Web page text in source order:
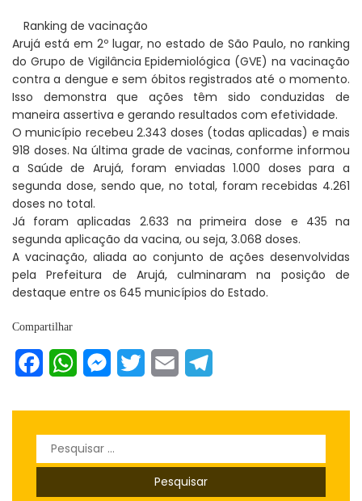
Ranking de vacinação
Arujá está em 2º lugar, no estado de São Paulo, no ranking
do Grupo de Vigilância Epidemiológica (GVE) na vacinação
contra a dengue e sem óbitos registrados até o momento.
Isso demonstra que ações têm sido conduzidas de
maneira assertiva e gerando resultados com efetividade.
O município recebeu 2.343 doses (todas aplicadas) e mais
918 doses. Na última grade de vacinas, conforme informou
a Saúde de Arujá, foram enviadas 1.000 doses para a
segunda dose, sendo que, no total, foram recebidas 4.261
doses no total.
Já foram aplicadas 2.633 na primeira dose e 435 na
segunda aplicação da vacina, ou seja, 3.068 doses.
A vacinação, aliada ao conjunto de ações desenvolvidas
pela Prefeitura de Arujá, culminaram na posição de
destaque entre os 645 municípios do Estado.
Compartilhar
FacebookWhatsAppMessenger
Twitter Email
Pesquisar